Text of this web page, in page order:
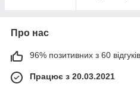
Про нас
96% позитивних з 60
Працює з 20.03.2021